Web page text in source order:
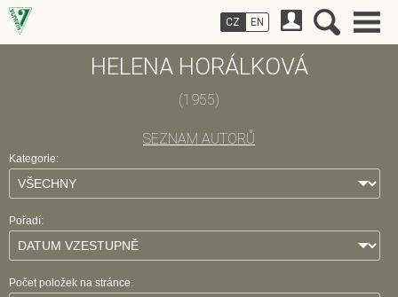
HELENA HORÁLKOVÁ
(1955)
SEZNAM AUTORŮ
Kategorie:
Pořadí:
Počet položek na stránce:
CZ EN